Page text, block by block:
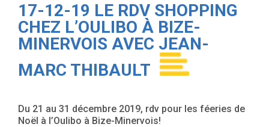
17-12-19 LE RDV SHOPPING
CHEZ L’OULIBO À BIZE-
MINERVOIS AVEC JEAN-
MARC THIBAULT
Du 21 au 31 décembre 2019, rdv pour les féeries de
Noël à l’Oulibo à Bize-Minervois!